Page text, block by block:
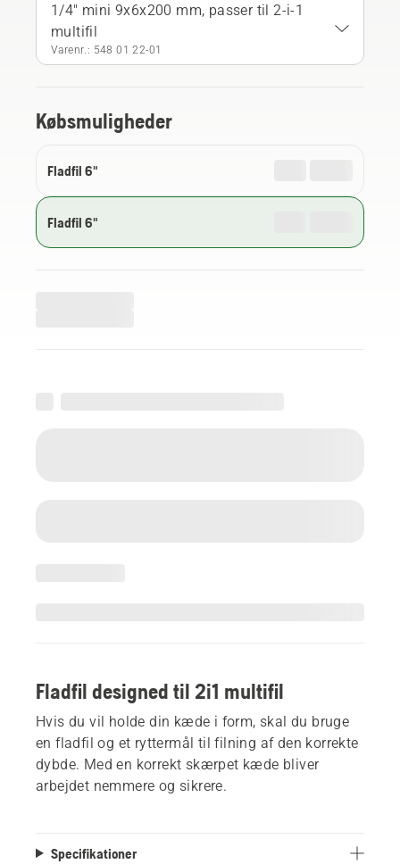
1/4" mini 9x6x200 mm, passer til 2-i-1
multifil
Varenr.: 548 01 22‑01
Købsmuligheder
Fladfil 6"
Fladfil 6"
Fladfil designed til 2i1 multifil
Hvis du vil holde din kæde i form, skal du bruge
en fladfil og et ryttermål til filning af den korrekte
dybde. Med en korrekt skærpet kæde bliver
arbejdet nemmere og sikrere.
Specifikationer